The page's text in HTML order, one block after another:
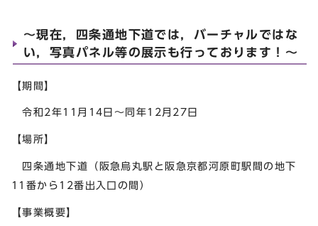
～現在，四条通地下道では，バーチャルではな
い，写真パネル等の展示も行っております！～
【期間】
令和2年11月14日～同年12月27日
【場所】
四条通地下道（阪急烏丸駅と阪急京都河原町駅間の地下
11番から12番出入口の間）
【事業概要】